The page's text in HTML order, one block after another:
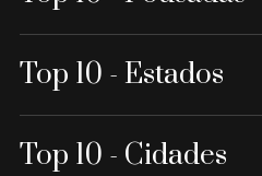
Top 10 - Estados
Top 10 - Cidades